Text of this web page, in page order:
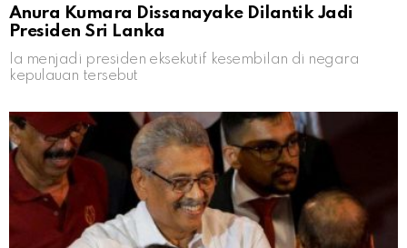
Anura Kumara Dissanayake Dilantik Jadi
Presiden Sri Lanka
Ia menjadi presiden eksekutif kesembilan di negara
kepulauan tersebut